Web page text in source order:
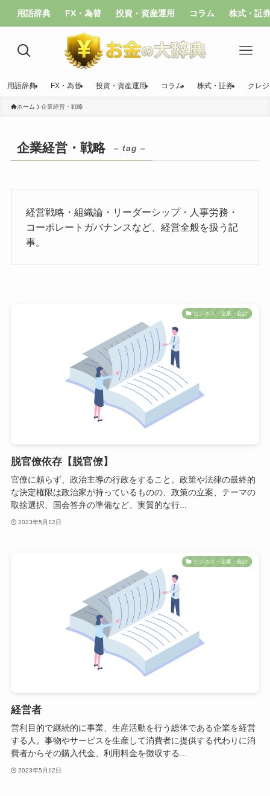
用語辞典 FX・為替 投資・資産運用 コラム 株式・証
用語辞典 FX・為替 投資・資産運用 コラム 株式・証券 クレ
ホーム 企業経営・戦略
企業経営・戦略 – tag –
経営戦略・組織論・リーダーシップ・人事労務・
コーポレートガバナンスなど、経営全般を扱う記
事。
ビジネス・企業・会計
脱官僚依存【脱官僚】
官僚に頼らず、政治主導の行政をすること。政策や法律の最終的
な決定権限は政治家が持っているものの、政策の立案、テーマの
取捨選択、国会答弁の準備など、実質的な行...
2023年5月12日
ビジネス・企業・会計
経営者
営利目的で継続的に事業、生産活動を行う総体である企業を経営
する人。事物やサービスを生産して消費者に提供する代わりに消
費者からその購入代金、利用料金を徴収する...
2023年5月12日